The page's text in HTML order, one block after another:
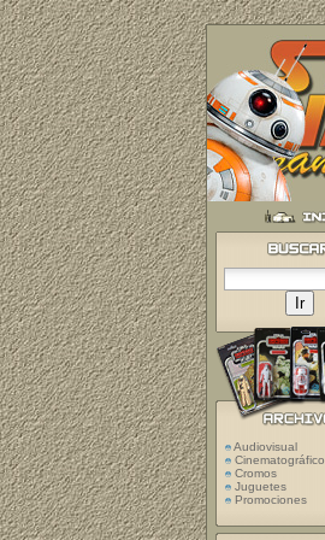
Audiovisual
Cinematográfico
Cromos
Juguetes
Promociones